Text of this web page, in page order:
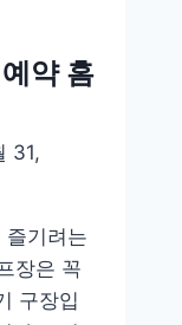
약 홈
31,
즐기려는
장은 꼭
구장입